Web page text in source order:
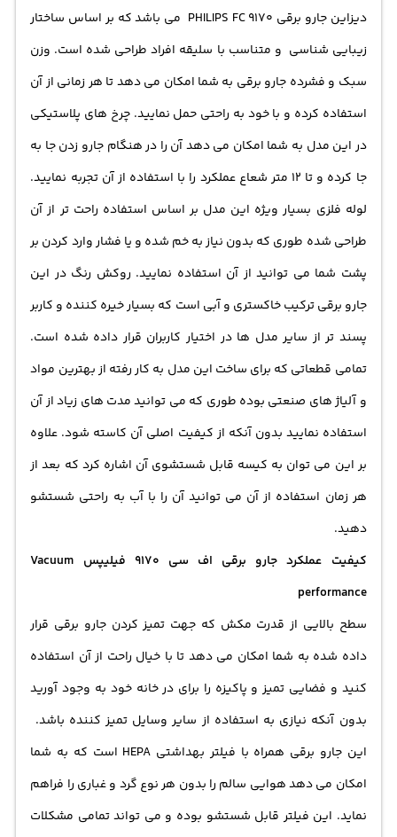
دیزاین جارو برقی PHILIPS FC 9170 می باشد که بر اساس ساختار
زیبایی شناسی و متناسب با سلیقه افراد طراحی شده است. وزن
سبک و فشرده جارو برقی به شما امکان می دهد تا هر زمانی از آن
استفاده کرده و با خود به راحتی حمل نمایید. چرخ های پلاستیکی
در این مدل به شما امکان می دهد آن را در هنگام جارو زدن جا به
جا کرده و تا 12 متر شعاع عملکرد را با استفاده از آن تجربه نمایید.
لوله فلزی بسیار ویژه این مدل بر اساس استفاده راحت تر از آن
طراحی شده طوری که بدون نیاز به خم شده و یا فشار وارد کردن بر
پشت شما می توانید از آن استفاده نمایید. روکش رنگ در این
جارو برقی ترکیب خاکستری و آبی است که بسیار خیره کننده و کاربر
پسند تر از سایر مدل ها در اختیار کاربران قرار داده شده است.
تمامی قطعاتی که برای ساخت این مدل به کار رفته از بهترین مواد
و آلیاژ های صنعتی بوده طوری که می توانید مدت های زیاد از آن
استفاده نمایید بدون آنکه از کیفیت اصلی آن کاسته شود. علاوه
بر این می توان به کیسه قابل شستشوی آن اشاره کرد که بعد از
هر زمان استفاده از آن می توانید آن را با آب به راحتی شستشو
دهید.
کیفیت عملکرد جارو برقی اف سی 9170 فیلیپس Vacuum
performance
سطح بالایی از قدرت مکش که جهت تمیز کردن جارو برقی قرار
داده شده به شما امکان می دهد تا با خیال راحت از آن استفاده
کنید و فضایی تمیز و پاکیزه را برای در خانه خود به وجود آورید
بدون آنکه نیازی به استفاده از سایر وسایل تمیز کننده باشد.
این جارو برقی همراه با فیلتر بهداشتی HEPA است که به شما
امکان می دهد هوایی سالم را بدون هر نوع گرد و غباری را فراهم
نماید. این فیلتر قابل شستشو بوده و می تواند تمامی مشکلات